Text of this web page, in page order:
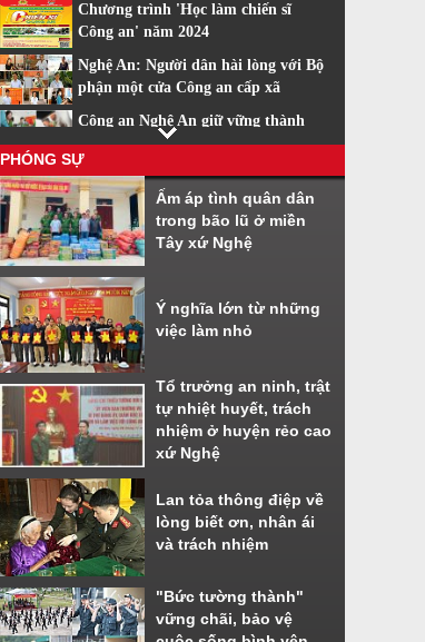
Chương trình 'Học làm chiến sĩ
Công an' năm 2024
Nghệ An: Người dân hài lòng với Bộ
phận một cửa Công an cấp xã
Công an Nghệ An giữ vững thành
tích dẫn đầu về cải cách hành chính
Nhiều tiện ích khi sử dụng phần
mềm VNeiD
Cách đăng ký tài khoản định danh
điện tử
PHÓNG SỰ
Ấm áp tình quân dân
trong bão lũ ở miền
Tây xứ Nghệ
Ý nghĩa lớn từ những
việc làm nhỏ
Tổ trưởng an ninh, trật
tự nhiệt huyết, trách
nhiệm ở huyện rẻo cao
xứ Nghệ
Lan tỏa thông điệp về
lòng biết ơn, nhân ái
và trách nhiệm
"Bức tường thành"
vững chãi, bảo vệ